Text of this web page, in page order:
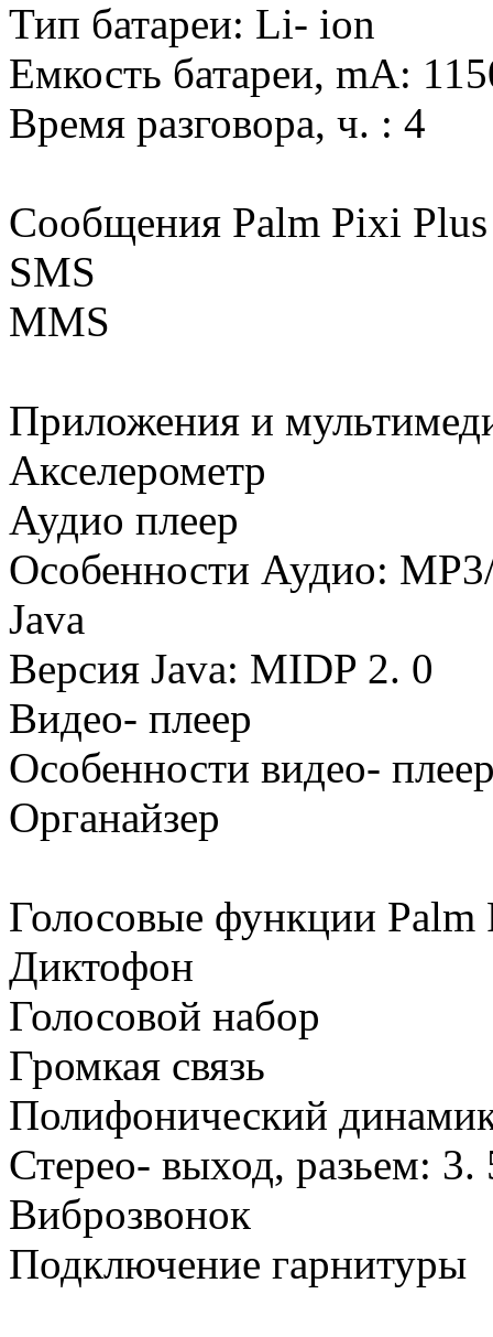
Тип батареи: Li- ion
Емкость батареи, mA:
Время разговора, ч. : 4
Сообщения Palm Pixi Plus
SMS
MMS
Приложения и
Акселерометр
Аудио плеер
Особенности Аудио:
Java
Версия Java: MIDP 2. 0
Видео- плеер
Особенности видео-
Органайзер
Голосовые функции Palm
Диктофон
Голосовой набор
Громкая связь
Полифонический
Стерео- выход, разьем:
Виброзвонок
Подключение гарнитуры